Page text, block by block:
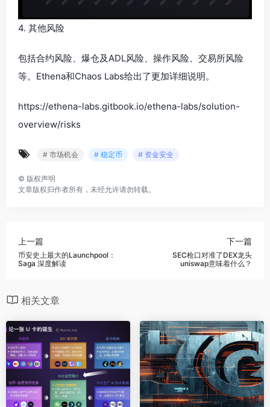
4. 其他风险
包括合约风险、爆仓及ADL风险、操作风险、交易所风险
等。Ethena和Chaos Labs给出了更加详细说明。
https://ethena-labs.gitbook.io/ethena-labs/solution-
overview/risks
# 市场机会 # 稳定币 # 资金安全
© 版权声明
文章版权归作者所有，未经允许请勿转载。
上一篇
币安史上最大的Launchpool：
Saga 深度解读
下一篇
SEC枪口对准了DEX龙头
uniswap意味着什么？
相关文章